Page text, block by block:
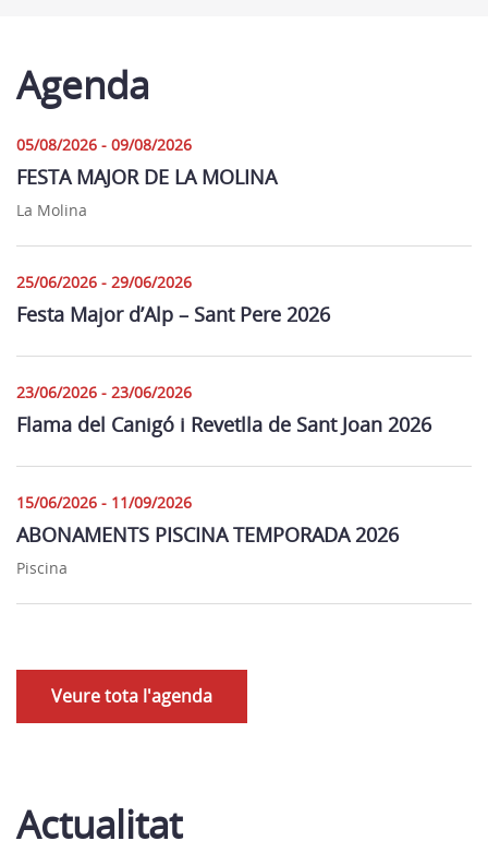
Agenda
05/08/2026 - 09/08/2026
FESTA MAJOR DE LA MOLINA
La Molina
25/06/2026 - 29/06/2026
Festa Major d’Alp – Sant Pere 2026
23/06/2026 - 23/06/2026
Flama del Canigó i Revetlla de Sant Joan 2026
15/06/2026 - 11/09/2026
ABONAMENTS PISCINA TEMPORADA 2026
Piscina
Veure tota l'agenda
Actualitat